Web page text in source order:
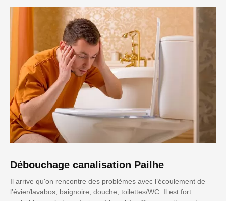
Débouchage canalisation Pailhe
Il arrive qu'on rencontre des problèmes avec l’écoulement de
l’évier/lavabos, baignoire, douche, toilettes/WC. Il est fort